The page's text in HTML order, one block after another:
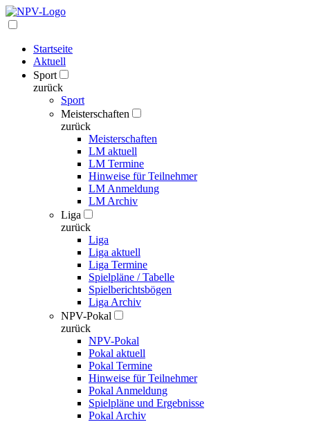
Startseite
Aktuell
Sport
zurück
Sport
Meisterschaften
zurück
Meisterschaften
LM aktuell
LM Termine
Hinweise für Teilnehmer
LM Anmeldung
LM Archiv
Liga
zurück
Liga
Liga aktuell
Liga Termine
Spielpläne / Tabelle
Spielberichtsbögen
Liga Archiv
NPV-Pokal
zurück
NPV-Pokal
Pokal aktuell
Pokal Termine
Hinweise für Teilnehmer
Pokal Anmeldung
Spielpläne und Ergebnisse
Pokal Archiv